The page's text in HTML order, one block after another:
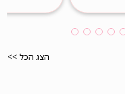
הצג הכל >>